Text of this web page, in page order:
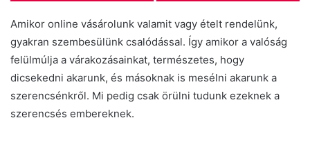
Amikor online vásárolunk valamit vagy ételt rendelünk,
gyakran szembesülünk csalódással. Így amikor a valóság
felülmúlja a várakozásainkat, természetes, hogy
dicsekedni akarunk, és másoknak is mesélni akarunk a
szerencsénkről. Mi pedig csak örülni tudunk ezeknek a
szerencsés embereknek.